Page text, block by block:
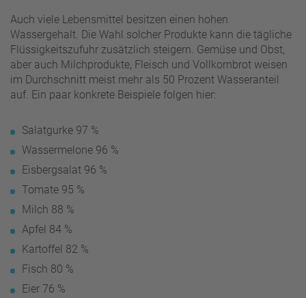
Auch viele Lebensmittel besitzen einen hohen
Wassergehalt. Die Wahl solcher Produkte kann die tägliche
Flüssigkeitszufuhr zusätzlich steigern. Gemüse und Obst,
aber auch Milchprodukte, Fleisch und Vollkornbrot weisen
im Durchschnitt meist mehr als 50 Prozent Wasseranteil
auf. Ein paar konkrete Beispiele folgen hier:
Salatgurke 97 %
Wassermelone 96 %
Eisbergsalat 96 %
Tomate 95 %
Milch 88 %
Apfel 84 %
Kartoffel 82 %
Fisch 80 %
Eier 76 %